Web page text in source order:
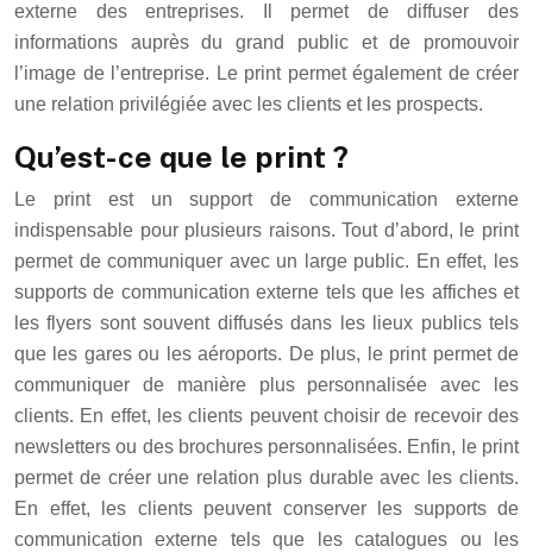
externe des entreprises. Il permet de diffuser des
informations auprès du grand public et de promouvoir
l’image de l’entreprise. Le print permet également de créer
une relation privilégiée avec les clients et les prospects.
Qu’est-ce que le print ?
Le print est un support de communication externe
indispensable pour plusieurs raisons. Tout d’abord, le print
permet de communiquer avec un large public. En effet, les
supports de communication externe tels que les affiches et
les flyers sont souvent diffusés dans les lieux publics tels
que les gares ou les aéroports. De plus, le print permet de
communiquer de manière plus personnalisée avec les
clients. En effet, les clients peuvent choisir de recevoir des
newsletters ou des brochures personnalisées. Enfin, le print
permet de créer une relation plus durable avec les clients.
En effet, les clients peuvent conserver les supports de
communication externe tels que les catalogues ou les